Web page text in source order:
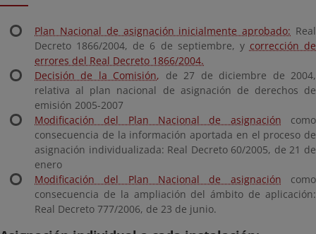
Plan Nacional de asignación inicialmente aprobado: Real
Decreto 1866/2004, de 6 de septiembre, y corrección de
errores del Real Decreto 1866/2004.
Decisión de la Comisión, de 27 de diciembre de 2004,
relativa al plan nacional de asignación de derechos de
emisión 2005-2007
Modificación del Plan Nacional de asignación como
consecuencia de la información aportada en el proceso de
asignación individualizada: Real Decreto 60/2005, de 21 de
enero
Modificación del Plan Nacional de asignación como
consecuencia de la ampliación del ámbito de aplicación:
Real Decreto 777/2006, de 23 de junio.